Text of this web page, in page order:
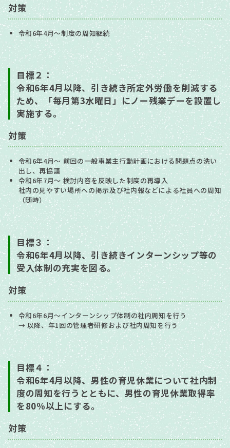
対策
令和6年4月～制度の周知継続
目標２：
令和6年4月以降、引き続き所定外労働を削減する
ため、「毎月第3水曜日」にノー残業デーを設置し
実施する。
対策
令和6年4月～ 前回の一般事業主行動計画における問題点の洗い
出し、再協議
令和6年7月～ 検討内容を反映した制度の再導入
社内の見やすい場所への掲示及び社内報などによる社員への周知
（随時）
目標３：
令和6年4月以降、引き続きインターンシップ等の
受入体制の充実を図る。
対策
令和6年6月～インターンシップ体制の社内周知を行う
→ 以降、年1回の管理者研修および社内周知を行う
目標４：
令和6年4月以降、男性の育児休業について社内制
度の周知を行うとともに、男性の育児休業取得率
を80％以上にする。
対策